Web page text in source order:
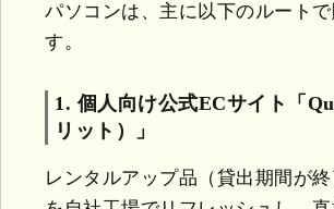
パソコンは、主に以下のルートで
す。
1. 個人向け公式ECサイト「
リット）」
レンタルアップ品（貸出期間が終